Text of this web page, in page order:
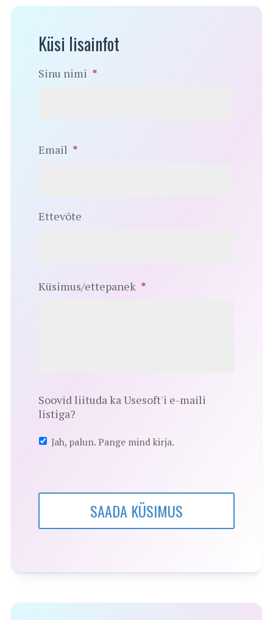
Küsi lisainfot
Sinu nimi *
Email *
Ettevõte
Küsimus/ettepanek *
Soovid liituda ka Usesoft'i e-maili
listiga?
Jah, palun. Pange mind kirja.
SAADA KÜSIMUS